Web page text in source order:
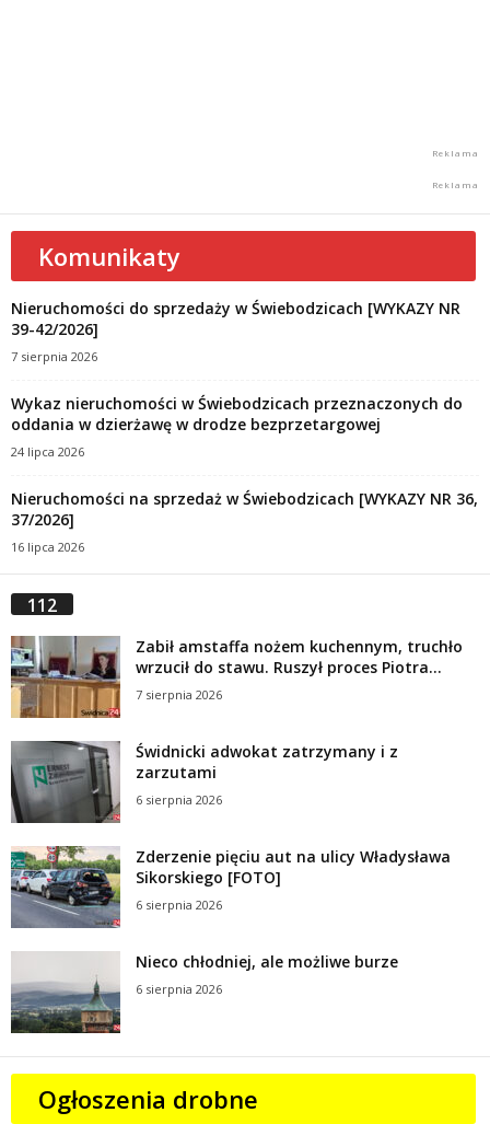
Komunikaty
Nieruchomości do sprzedaży w Świebodzicach [WYKAZY NR
39-42/2026]
7 sierpnia 2026
Wykaz nieruchomości w Świebodzicach przeznaczonych do
oddania w dzierżawę w drodze bezprzetargowej
24 lipca 2026
Nieruchomości na sprzedaż w Świebodzicach [WYKAZY NR 36,
37/2026]
16 lipca 2026
112
Zabił amstaffa nożem kuchennym, truchło
wrzucił do stawu. Ruszył proces Piotra...
7 sierpnia 2026
Świdnicki adwokat zatrzymany i z
zarzutami
6 sierpnia 2026
Zderzenie pięciu aut na ulicy Władysława
Sikorskiego [FOTO]
6 sierpnia 2026
Nieco chłodniej, ale możliwe burze
6 sierpnia 2026
Ogłoszenia drobne